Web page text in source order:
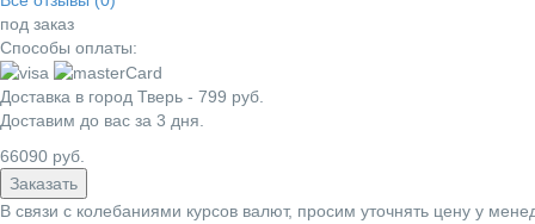
под заказ
Способы оплаты:
Доставка в город Тверь - 799 руб.
Доставим до вас за 3 дня.
66090 руб.
Заказать
В связи с колебаниями курсов валют, просим уточнять цену у